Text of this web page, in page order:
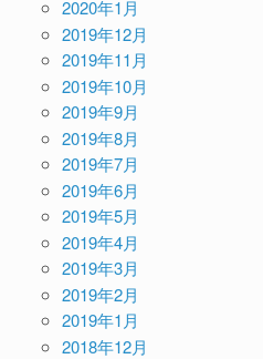
2020年1月
2019年12月
2019年11月
2019年10月
2019年9月
2019年8月
2019年7月
2019年6月
2019年5月
2019年4月
2019年3月
2019年2月
2019年1月
2018年12月